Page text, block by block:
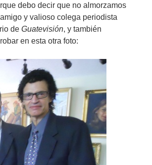
debo decir que no almorzamos
y valioso colega periodista
de Guatevisión, y también
en esta otra foto: